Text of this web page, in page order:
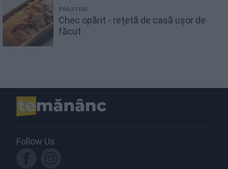
PRĂJITURI
Chec opărit - rețetă de casă ușor de
făcut
Follow Us